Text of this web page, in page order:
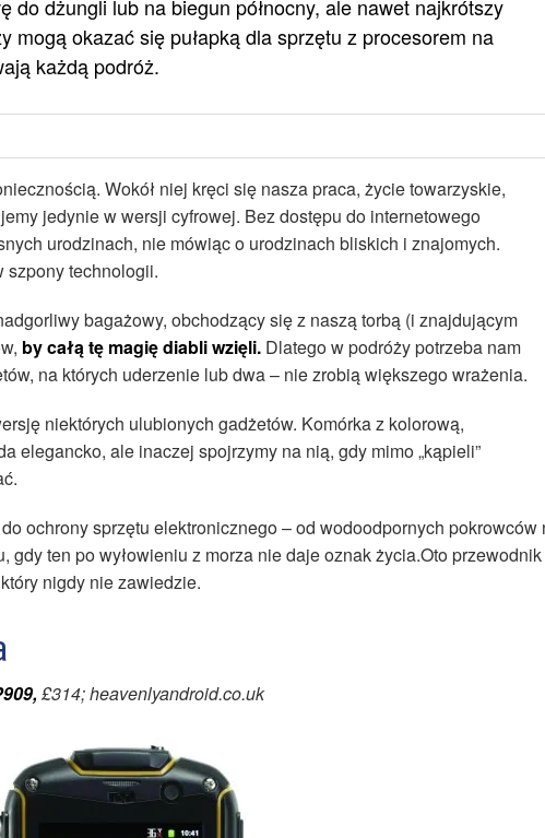
do dżungli lub na biegun północny, ale nawet najkrótszy
mogą okazać się pułapką dla sprzętu z procesorem na
każdą podróż.
Wokół niej kręci się nasza praca, życie towarzyskie,
jedynie w wersji cyfrowej. Bez dostępu do internetowego
urodzinach, nie mówiąc o urodzinach bliskich i znajomych.
szpony technologii.
bagażowy, obchodzący się z naszą torbą (i znajdującym
by całą tę magię diabli wzięli. Dlatego w podróży potrzeba nam
na których uderzenie lub dwa – nie zrobią większego wrażenia.
niektórych ulubionych gadżetów. Komórka z kolorową,
elegancko, ale inaczej spojrzymy na nią, gdy mimo „kąpieli”
ochrony sprzętu elektronicznego – od wodoodpornych pokrowców
gdy ten po wyłowieniu z morza nie daje oznak życia.Oto przewodnik
nigdy nie zawiedzie.
£314; heavenlyandroid.co.uk